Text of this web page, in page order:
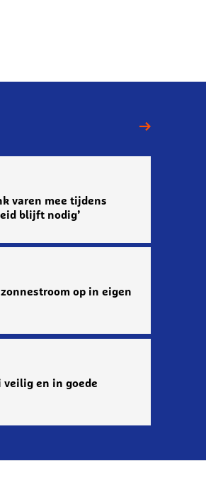
varen mee tijdens
blijft nodig’
op in eigen
veilig en in goede